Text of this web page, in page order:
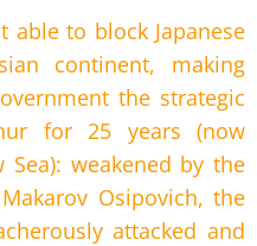
able to block Japanese
continent, making
the strategic
for 25 years (now
weakened by the
Osipovich, the
attacked and